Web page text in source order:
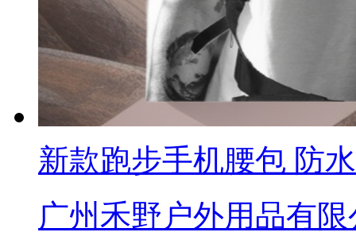
新款跑步手机腰包 防
广州禾野户外用品有